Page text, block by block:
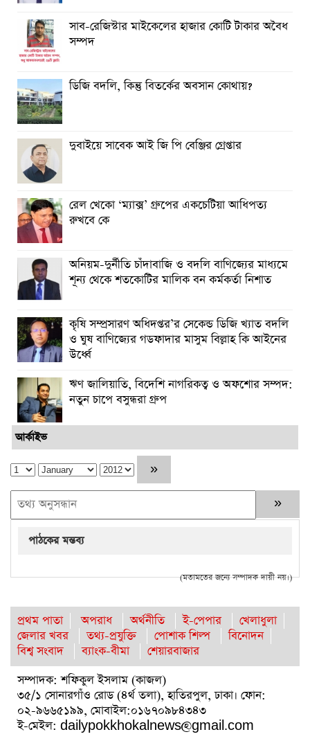
সাব-রেজিস্টার মাইকেলের হাজার কোটি টাকার অবৈধ
সম্পদ
ডিজি বদলি, কিন্তু বিতর্কের অবসান কোথায়?
দুবাইয়ে সাবেক আই জি পি বেঞ্জির গ্রেপ্তার
রেল খেকো ‘ম্যাক্স’ গ্রুপের একচেটিয়া আধিপত্য
রুখবে কে
অনিয়ম-দুর্নীতি চাঁদাবাজি ও বদলি বাণিজ্যের মাধ্যমে
শূন্য থেকে শতকোটির মালিক বন কর্মকর্তা নিশাত
কৃষি সম্প্রসারণ অধিদপ্তর’র সেকেন্ড ডিজি খ্যাত বদলি
ও ঘুষ বাণিজ্যের গডফাদার মাসুম বিল্লাহ কি আইনের
উর্ধ্বে
ঋণ জালিয়াতি, বিদেশি নাগরিকত্ব ও অফশোর সম্পদ:
নতুন চাপে বসুন্ধরা গ্রুপ
আর্কাইভ
পাঠকের মন্তব্য
(মতামতের জন্যে সম্পাদক দায়ী নয়।)
প্রথম পাতা অপরাধ অর্থনীতি ই-পেপার
খেলাধুলা
জেলার খবর
তথ্য-প্রযুক্তি পোশাক শিল্প
বিনোদন
বিশ্ব সংবাদ
ব্যাংক-বীমা
শেয়ারবাজার
সম্পাদক: শফিকুল ইসলাম (কাজল)
৩৫/১ সোনারগাঁও রোড (৪র্থ তলা), হাতিরপুল, ঢাকা। ফোন:
০২-৯৬৬৫১৯৯, মোবাইল:০১৬৭০৯৮৪৩৪৩
ই-মেইল: dailypokkhokalnews@gmail.com